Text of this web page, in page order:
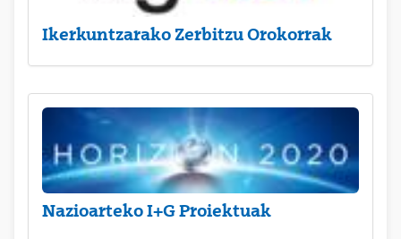
Ikerkuntzarako Zerbitzu Orokorrak
Nazioarteko I+G Proiektuak